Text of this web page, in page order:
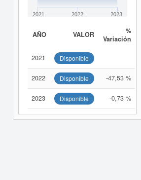
2021 2022 2023
AÑO VALOR
%
Variación
2021 Disponible
2022 Disponible -47,53 %
2023 Disponible -0,73 %